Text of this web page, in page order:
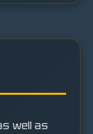
well as